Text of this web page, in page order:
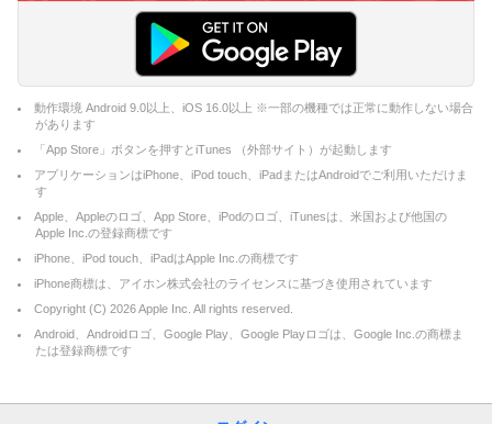
動作環境 Android 9.0以上、iOS 16.0以上 ※一部の機種では正常に動作しない場合
があります
「App Store」ボタンを押すとiTunes （外部サイト）が起動します
アプリケーションはiPhone、iPod touch、iPadまたはAndroidでご利用いただけま
す
Apple、Appleのロゴ、App Store、iPodのロゴ、iTunesは、米国および他国の
Apple Inc.の登録商標です
iPhone、iPod touch、iPadはApple Inc.の商標です
iPhone商標は、アイホン株式会社のライセンスに基づき使用されています
Copyright (C) 2026Apple Inc. All rights reserved.
Android、Androidロゴ、Google Play、Google Playロゴは、Google Inc.の商標ま
たは登録商標です